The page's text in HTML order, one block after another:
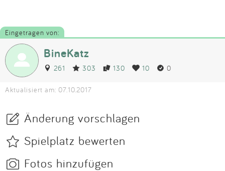
Eingetragen von:
BineKatz
261 303 130 10 0
Aktualisiert am: 07.10.2017
Änderung vorschlagen
Spielplatz bewerten
Fotos hinzufügen